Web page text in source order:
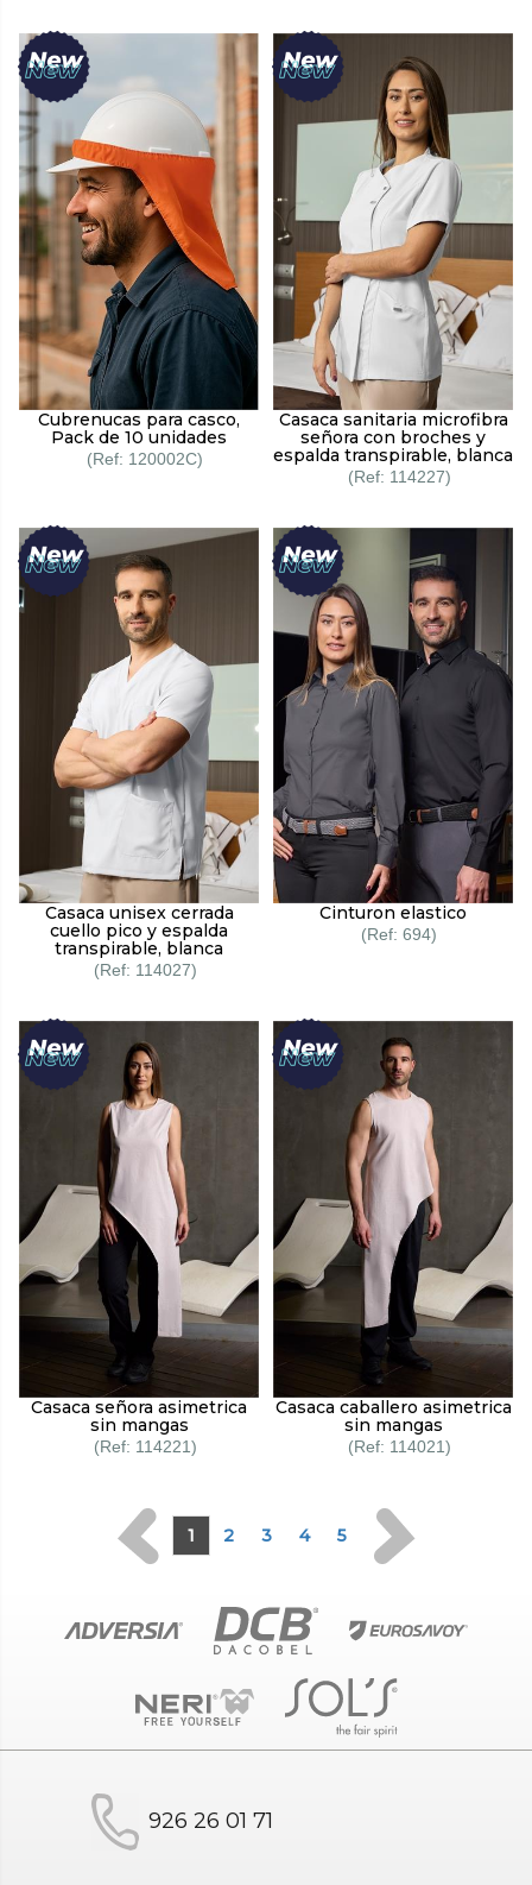
Cubrenucas para casco,
Pack de 10 unidades
120002C
Casaca sanitaria microfibra
señora con broches y
espalda transpirable, blanca
114227
Casaca unisex cerrada
cuello pico y espalda
transpirable, blanca
114027
Cinturon elastico
694
Casaca señora asimetrica
sin mangas
114221
Casaca caballero asimetrica
sin mangas
114021
1 2 3 4 5
926 26 01 71